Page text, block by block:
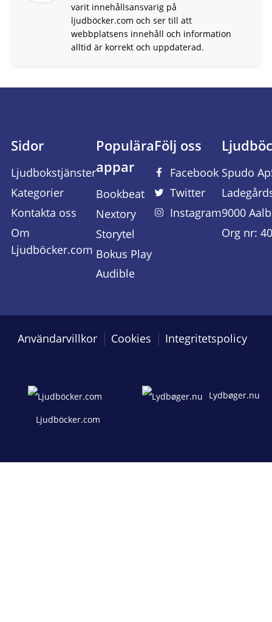
varit innehållsansvarig på
ljudböcker.com och ser till att
webbplatsens innehåll och information
alltid är korrekt och uppdaterad.
Sidor
Ljudbokstjänster
Kategorier
Kontakta oss
Om
Ljudböcker.com
Populära
appar
Bookbeat
Nextory
Storytel
Bokus Play
Audible
Följ oss
Facebook
Twitter
Instagram
Spudo
9000
Org nr:
Användarvillkor Cookies Integritetspolicy
Ljudböcker.com
Lydbøger.nu